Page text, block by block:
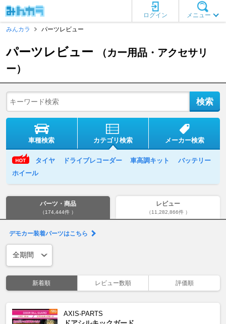
メニュー
ログイン
みんカラ
パーツレビュー
パーツレビュー
（カー用品・アクセサリ
ー）
車種検索 カテゴリ検索 メーカー検索
タイヤ ドライブレコーダー 車高調キット
バッテリー
ホイール
パーツ・商品
（174,444件 ）
レビュー
（11,282,866件 ）
デモカー装着パーツはこちら
新着順 レビュー数順 評価順
AXIS-PARTS